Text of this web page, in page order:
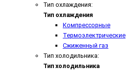
Тип охлаждения:
Тип охлаждения
Компрессорные
Термоэлектрические
Сжиженный газ
Тип холодильника:
Тип холодильника